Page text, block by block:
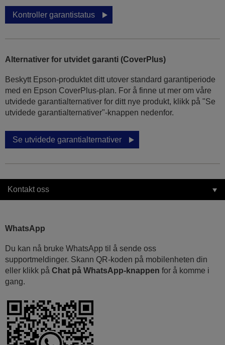
Kontroller garantistatus
Alternativer for utvidet garanti (CoverPlus)
Beskytt Epson-produktet ditt utover standard garantiperiode
med en Epson CoverPlus-plan. For å finne ut mer om våre
utvidede garantialternativer for ditt nye produkt, klikk på "Se
utvidede garantialternativer"-knappen nedenfor.
Se utvidede garantialternativer
Kontakt oss
WhatsApp
Du kan nå bruke WhatsApp til å sende oss
supportmeldinger. Skann QR-koden på mobilenheten din
eller klikk på Chat på WhatsApp-knappen for å komme i
gang.